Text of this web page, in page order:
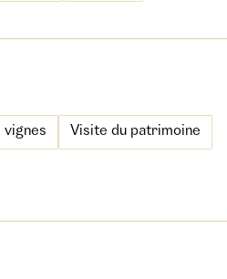
vignes Visite du patrimoine